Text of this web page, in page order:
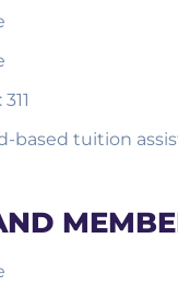
based tuition